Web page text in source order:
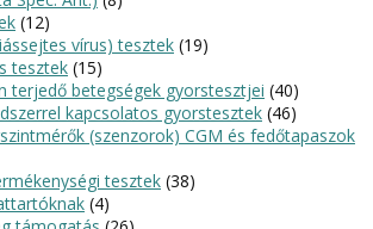
(12)
vírus) tesztek (19)
tesztek (15)
terjedő betegségek gyorstesztjei (40)
kapcsolatos gyorstesztek (46)
(szenzorok) CGM és fedőtapaszok
tesztek (38)
(4)